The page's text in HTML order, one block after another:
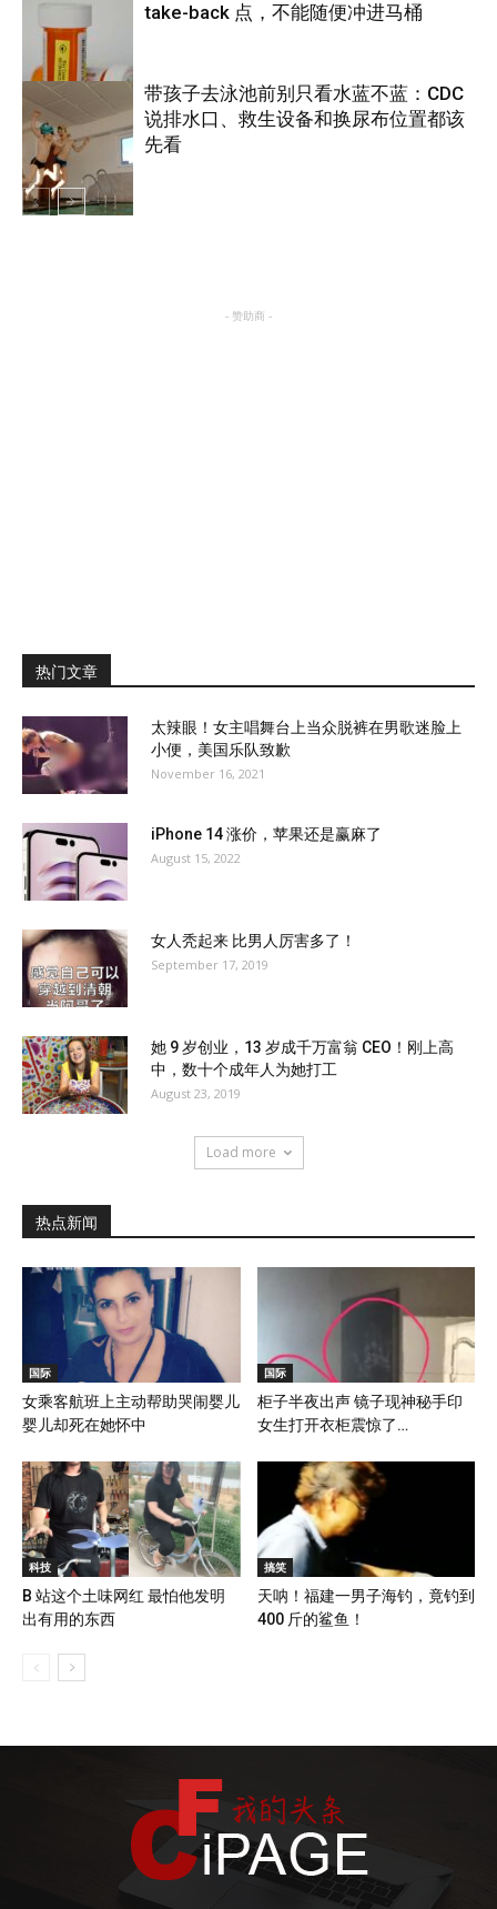
养生
养生
take-back 点，不能随便冲进马桶
带孩子去泳池前别只看水蓝不蓝：CDC
说排水口、救生设备和换尿布位置都该
先看
- 赞助商 -
热门文章
太辣眼！女主唱舞台上当众脱裤在男歌迷脸上
小便，美国乐队致歉
November 16, 2021
iPhone 14 涨价，苹果还是赢麻了
August 15, 2022
女人秃起来 比男人厉害多了！
September 17, 2019
她 9 岁创业，13 岁成千万富翁 CEO！刚上高
中，数十个成年人为她打工
August 23, 2019
Load more
热点新闻
国际
女乘客航班上主动帮助哭闹婴儿
婴儿却死在她怀中
国际
柜子半夜出声 镜子现神秘手印
女生打开衣柜震惊了…
科技
B 站这个土味网红 最怕他发明
出有用的东西
搞笑
天呐！福建一男子海钓，竟钓到
400 斤的鲨鱼！